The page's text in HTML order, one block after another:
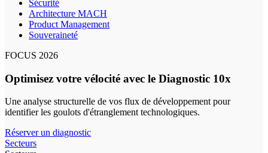
Sécurité
Architecture MACH
Product Management
Souveraineté
FOCUS 2026
Optimisez votre vélocité avec le Diagnostic 10x
Une analyse structurelle de vos flux de développement pour
identifier les goulots d'étranglement technologiques.
Réserver un diagnostic
Secteurs